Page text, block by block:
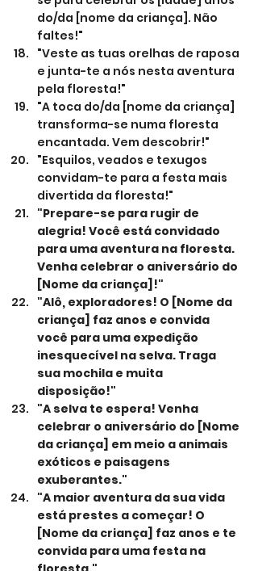
do/da [nome da criança]. Não
faltes!"
"Veste as tuas orelhas de raposa
e junta-te a nós nesta aventura
pela floresta!"
"A toca do/da [nome da criança]
transforma-se numa floresta
encantada. Vem descobrir!"
"Esquilos, veados e texugos
convidam-te para a festa mais
divertida da floresta!"
"Prepare-se para rugir de
alegria! Você está convidado
para uma aventura na floresta.
Venha celebrar o aniversário do
[Nome da criança]!"
"Alô, exploradores! O [Nome da
criança] faz anos e convida
você para uma expedição
inesquecível na selva. Traga
sua mochila e muita
disposição!"
"A selva te espera! Venha
celebrar o aniversário do [Nome
da criança] em meio a animais
exóticos e paisagens
exuberantes."
"A maior aventura da sua vida
está prestes a começar! O
[Nome da criança] faz anos e te
convida para uma festa na